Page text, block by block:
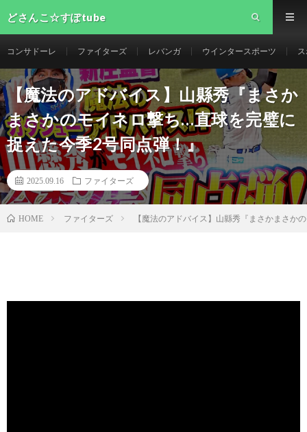
どさんこ☆すぽtube
コンサドーレ ファイターズ レバンガ ウインタースポーツ
【魔法のアドバイス】山縣秀『まさか
まさかのモイネロ撃ち…直球を完璧に
捉えた今季2号同点弾！』
2025.09.16 ファイターズ
HOME ファイターズ 【魔法のアドバイス】山縣秀『まさかまさ